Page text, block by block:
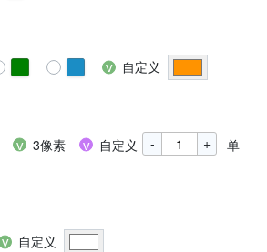
自定义
3像素 自定义 - +
单
自定义